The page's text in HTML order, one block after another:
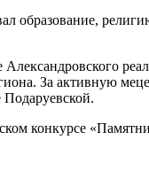
За активную
конкурсе